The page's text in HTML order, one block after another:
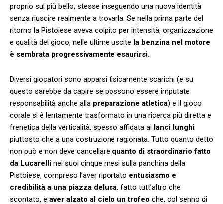
proprio sul più bello, stesse inseguendo una nuova identità
senza riuscire realmente a trovarla. Se nella prima parte del
ritorno la Pistoiese aveva colpito per intensità, organizzazione
e qualità del gioco, nelle ultime uscite la benzina nel motore
è sembrata progressivamente esaurirsi.
Diversi giocatori sono apparsi fisicamente scarichi (e su
questo sarebbe da capire se possono essere imputate
responsabilità anche alla preparazione atletica) e il gioco
corale si è lentamente trasformato in una ricerca più diretta e
frenetica della verticalità, spesso affidata ai lanci lunghi
piuttosto che a una costruzione ragionata. Tutto quanto detto
non può e non deve cancellare quanto di straordinario fatto
da Lucarelli nei suoi cinque mesi sulla panchina della
Pistoiese, compreso l’aver riportato entusiasmo e
credibilità a una piazza delusa, fatto tutt’altro che
scontato, e aver alzato al cielo un trofeo che, col senno di